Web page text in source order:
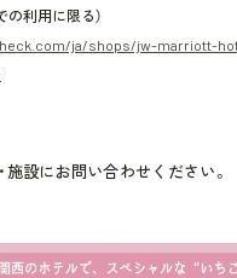
の利用に限る）
ja/shops/jw-marriott-
設にお問い合わせください。